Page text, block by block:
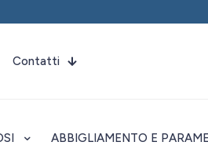
Contatti
ABBIGLIAMENTO E